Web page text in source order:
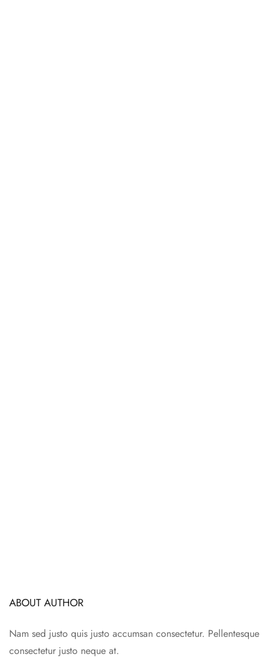
ABOUT AUTHOR
Nam sed justo quis justo accumsan consectetur. Pellentesque
consectetur justo neque at.